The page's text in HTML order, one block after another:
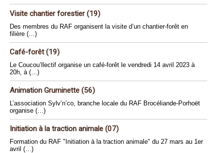
Visite chantier forestier (19)
Des membres du RAF organisent la visite d’un chantier-forêt en
filière (…)
Café-forêt (19)
Le Coucou’llectif organise un café-forêt le vendredi 14 avril 2023 à
20h, à (…)
Animation Gruminette (56)
L’association Sylv’n’co, branche locale du RAF Brocéliande-Porhoët
organise (…)
Initiation à la traction animale (07)
Formation du RAF "Initiation à la traction animale" du 27 mars au 1er
avril (…)